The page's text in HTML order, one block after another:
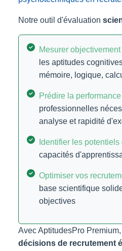
Notre outil d'évaluation
Mesurer objectivement
les aptitudes
mémoire, logique,
Prédire la performance
professionnelles
analyse et rapidité
Identifier les potentiels
capacités
Optimiser vos
base scientifique
objectives
Avec AptitudesPro
décisions de recrutement